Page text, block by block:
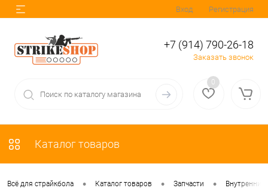
Вход Регистрация
+7 (914) 790-26-18
Заказать звонок
0
Каталог товаров
Всё для страйкбола • Каталог товаров • Запчасти • Внутренние